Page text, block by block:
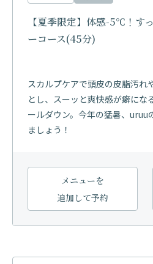
【夏季限定】体感-5℃！す
ーコース(45分)
スカルプケアで頭皮の皮脂汚れ
とし、スーッと爽快感が癖にな
ールダウン。今年の猛暑、uruu
ましょう！
メニューを
追加して予約